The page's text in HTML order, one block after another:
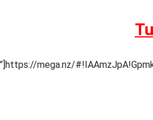
mega.nz/